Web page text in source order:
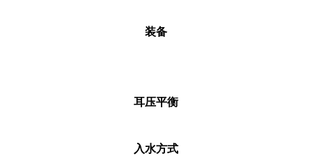
装备
耳压平衡
入水方式